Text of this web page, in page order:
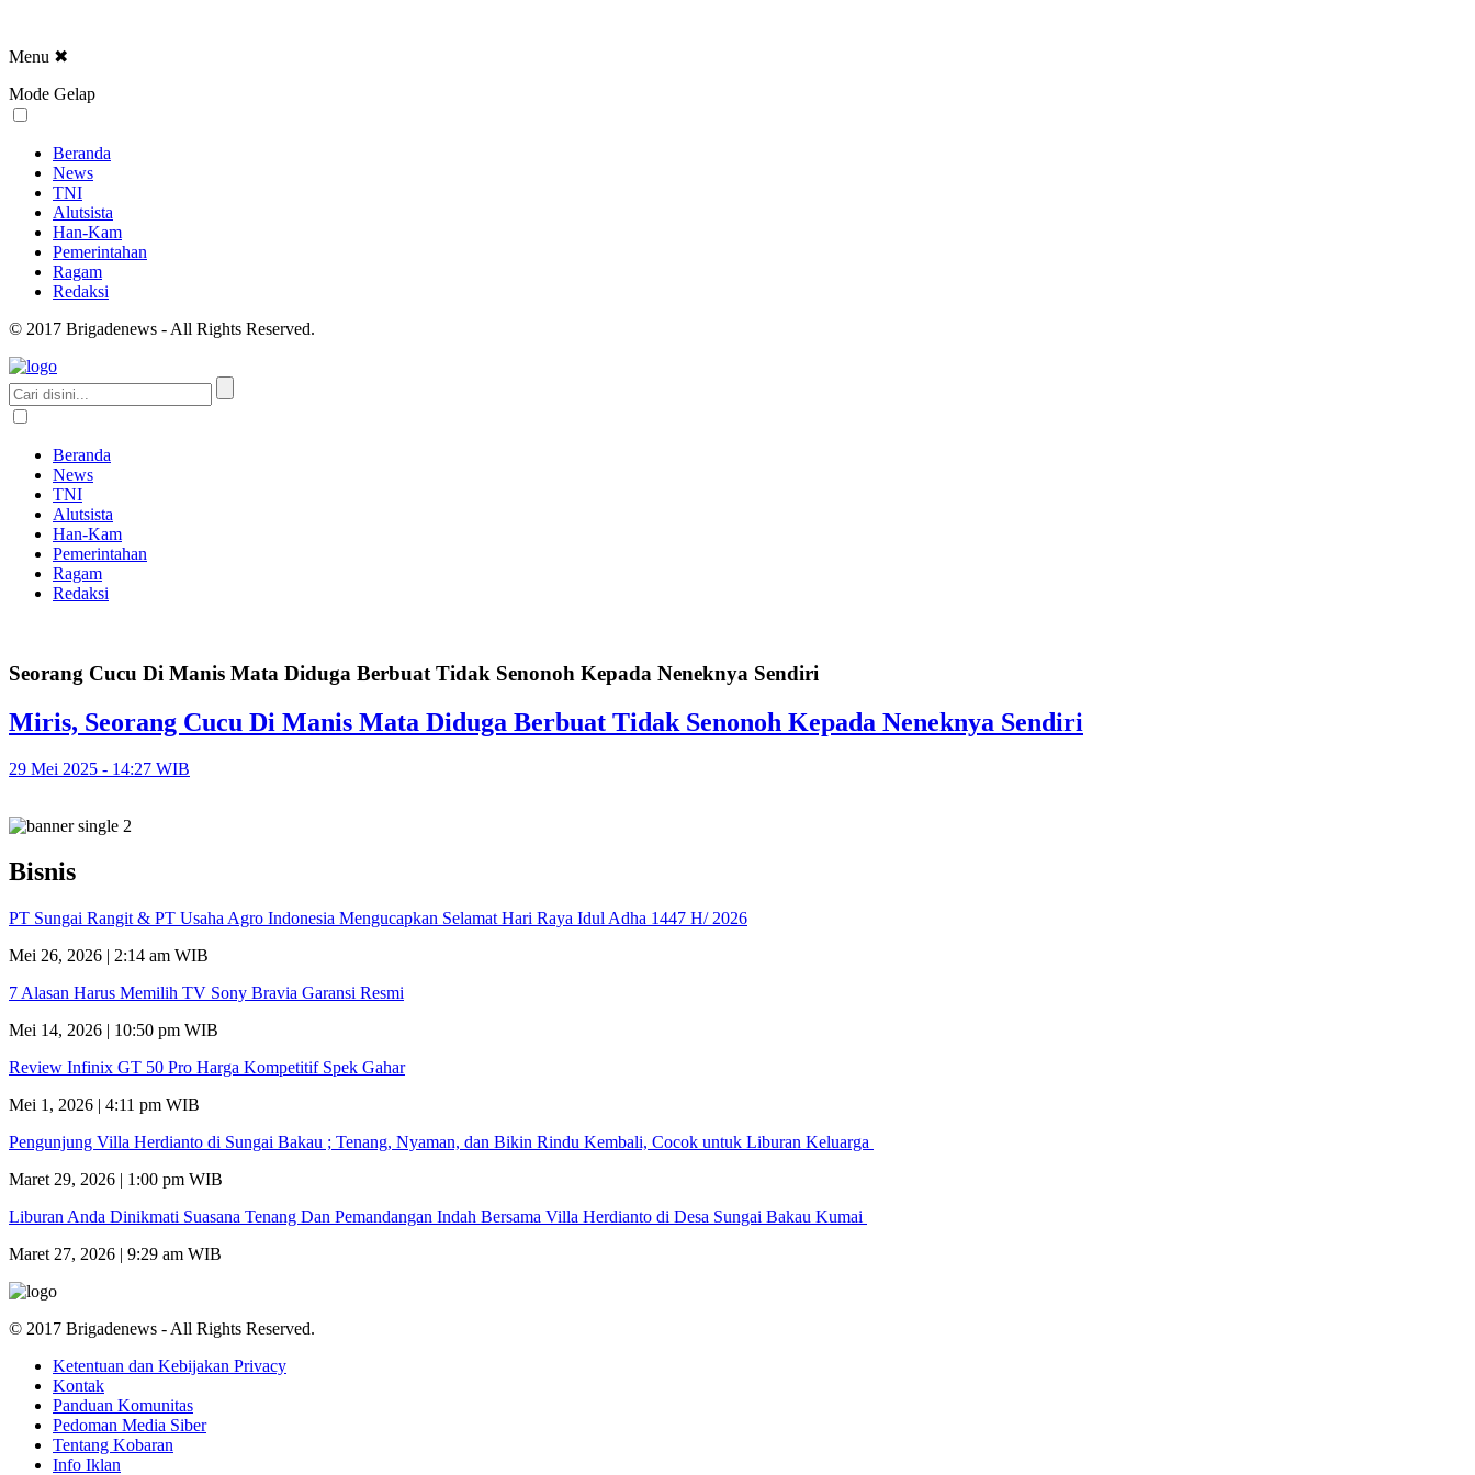
Menu ✖
Mode Gelap
Beranda
News
TNI
Alutsista
Han-Kam
Pemerintahan
Ragam
Redaksi
© 2017 Brigadenews - All Rights Reserved.
Beranda
News
TNI
Alutsista
Han-Kam
Pemerintahan
Ragam
Redaksi
Seorang Cucu Di Manis Mata Diduga Berbuat Tidak Senonoh Kepada Neneknya Sendiri
Miris, Seorang Cucu Di Manis Mata Diduga Berbuat Tidak Senonoh Kepada Neneknya Sendiri
29 Mei 2025 - 14:27 WIB
Bisnis
PT Sungai Rangit & PT Usaha Agro Indonesia Mengucapkan Selamat Hari Raya Idul Adha 1447 H/ 2026
Mei 26, 2026 | 2:14 am WIB
7 Alasan Harus Memilih TV Sony Bravia Garansi Resmi
Mei 14, 2026 | 10:50 pm WIB
Review Infinix GT 50 Pro Harga Kompetitif Spek Gahar
Mei 1, 2026 | 4:11 pm WIB
Pengunjung Villa Herdianto di Sungai Bakau ; Tenang, Nyaman, dan Bikin Rindu Kembali, Cocok untuk Liburan Keluarga
Maret 29, 2026 | 1:00 pm WIB
Liburan Anda Dinikmati Suasana Tenang Dan Pemandangan Indah Bersama Villa Herdianto di Desa Sungai Bakau Kumai
Maret 27, 2026 | 9:29 am WIB
© 2017 Brigadenews - All Rights Reserved.
Ketentuan dan Kebijakan Privacy
Kontak
Panduan Komunitas
Pedoman Media Siber
Tentang Kobaran
Info Iklan